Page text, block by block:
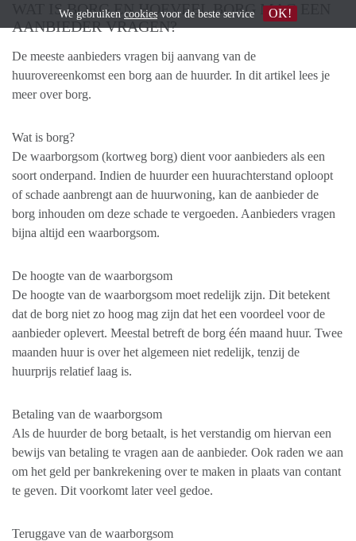
WAT IS BORG EN HOEVEEL BORG MAG EEN
AANBIEDER VRAGEN?
De meeste aanbieders vragen bij aanvang van de
huurovereenkomst een borg aan de huurder. In dit artikel lees je
meer over borg.
Wat is borg?
De waarborgsom (kortweg borg) dient voor aanbieders als een
soort onderpand. Indien de huurder een huurachterstand oploopt
of schade aanbrengt aan de huurwoning, kan de aanbieder de
borg inhouden om deze schade te vergoeden. Aanbieders vragen
bijna altijd een waarborgsom.
De hoogte van de waarborgsom
De hoogte van de waarborgsom moet redelijk zijn. Dit betekent
dat de borg niet zo hoog mag zijn dat het een voordeel voor de
aanbieder oplevert. Meestal betreft de borg één maand huur. Twee
maanden huur is over het algemeen niet redelijk, tenzij de
huurprijs relatief laag is.
Betaling van de waarborgsom
Als de huurder de borg betaalt, is het verstandig om hiervan een
bewijs van betaling te vragen aan de aanbieder. Ook raden we aan
om het geld per bankrekening over te maken in plaats van contant
te geven. Dit voorkomt later veel gedoe.
Teruggave van de waarborgsom
We gebruiken cookies voor de beste service OK!